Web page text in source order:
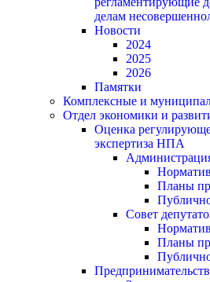
делам
Новости
2024
2025
2026
Памятки
Комплексные и
Отдел экономики и
Оценка
экспертиза НПА
Планы
Совет
Планы